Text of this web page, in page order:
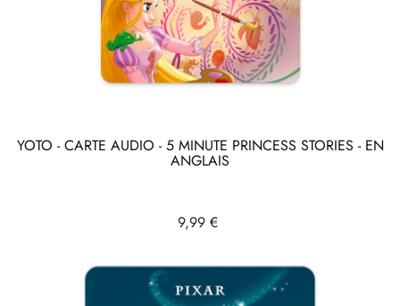
YOTO - CARTE AUDIO - 5 MINUTE PRINCESS STORIES - EN
ANGLAIS
Prix
9,99 €